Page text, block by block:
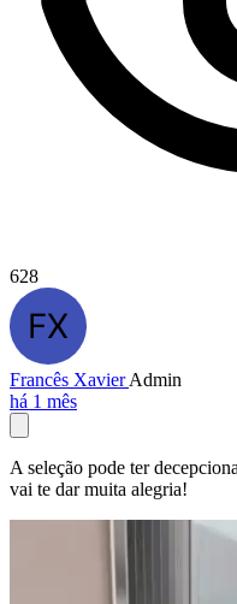
628
Francês XavierAdmin
há 1 mês
A seleção pode ter
vai te dar muita alegria!